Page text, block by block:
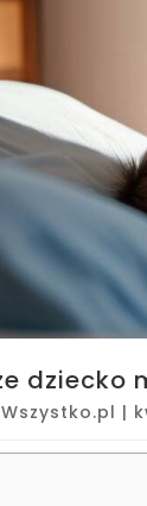
dziecko
|